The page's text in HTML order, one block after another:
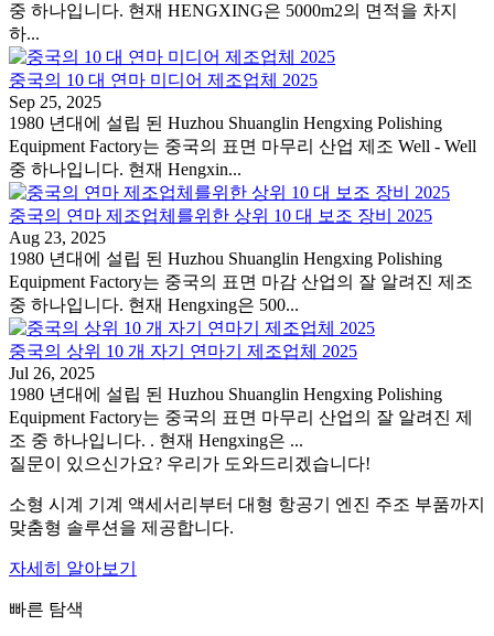
중 하나입니다. 현재 HENGXING은 5000m2의 면적을 차지
하...
중국의 10 대 연마 미디어 제조업체 2025
Sep 25, 2025
1980 년대에 설립 된 Huzhou Shuanglin Hengxing Polishing
Equipment Factory는 중국의 표면 마무리 산업 제조 Well - Well
중 하나입니다. 현재 Hengxin...
중국의 연마 제조업체를위한 상위 10 대 보조 장비 2025
Aug 23, 2025
1980 년대에 설립 된 Huzhou Shuanglin Hengxing Polishing
Equipment Factory는 중국의 표면 마감 산업의 잘 알려진 제조
중 하나입니다. 현재 Hengxing은 500...
중국의 상위 10 개 자기 연마기 제조업체 2025
Jul 26, 2025
1980 년대에 설립 된 Huzhou Shuanglin Hengxing Polishing
Equipment Factory는 중국의 표면 마무리 산업의 잘 알려진 제
조 중 하나입니다. . 현재 Hengxing은 ...
질문이 있으신가요? 우리가 도와드리겠습니다!
소형 시계 기계 액세서리부터 대형 항공기 엔진 주조 부품까지
맞춤형 솔루션을 제공합니다.
자세히 알아보기
빠른 탐색